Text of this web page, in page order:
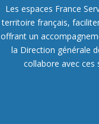
Les espaces France
territoire français,
offrant un
la Direction générale
collabore avec ces